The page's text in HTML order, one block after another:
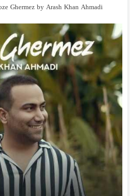
Ghermez by Arash Khan Ahmadi